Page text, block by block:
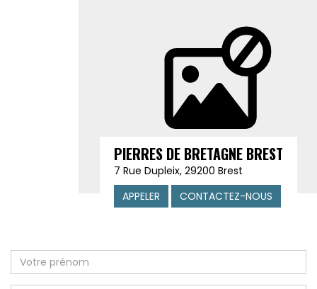
PIERRES DE BRETAGNE BREST
7 Rue Dupleix, 29200 Brest
APPELER
CONTACTEZ-NOUS